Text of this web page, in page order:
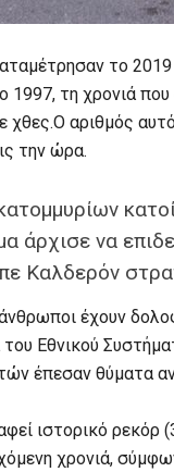
το
τη χρονιά
χθες.Ο αριθμός
την ώρα.
άρχισε να
Καλδερόν
έχουν
του Εθνικού
έπεσαν
ιστορικό
χρονιά,